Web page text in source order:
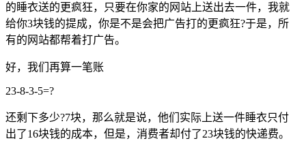
的睡衣送的更疯狂，只要在你家的网站上送出去一件，我就
给你3块钱的提成，你是不是会把广告打的更疯狂?于是，所
有的网站都帮着打广告。
好，我们再算一笔账
23-8-3-5=?
还剩下多少?7块，那么就是说，他们实际上送一件睡衣只付
出了16块钱的成本，但是，消费者却付了23块钱的快递费。